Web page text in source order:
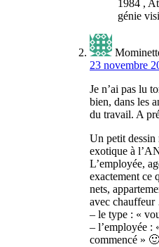
1984 ,
génie
23 novembre
Je n’ai pas lu
bien, dans les
du travail. A
Un petit dessin
exotique à
L’employée,
exactement ce
nets,
avec
– le type : «
– l’employée :
commencé » 🙂